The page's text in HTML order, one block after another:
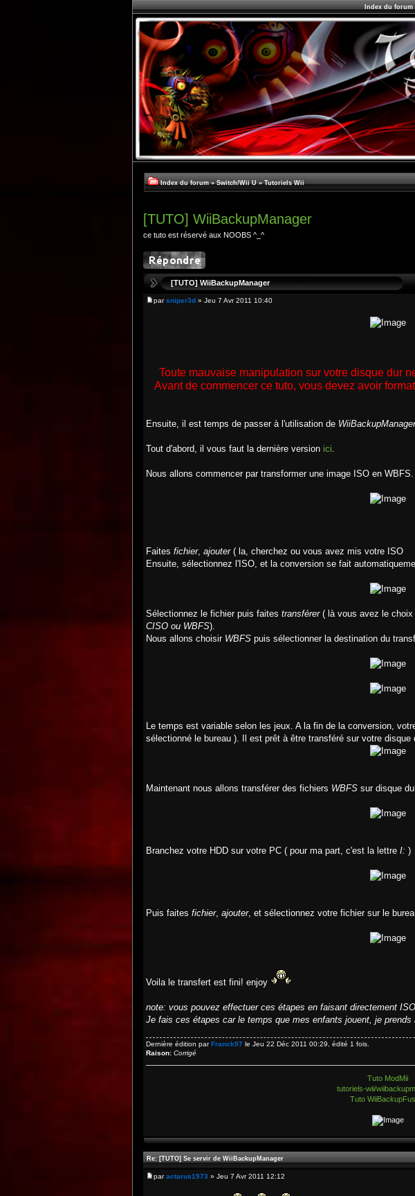
Index du forum
Index du forum » Switch/Wii U » Tutoriels Wii
[TUTO] WiiBackupManager
ce tuto est réservé aux NOOBS ^_^
[TUTO] WiiBackupManager
parsniper3d » Jeu 7 Avr 2011 10:40
Toute mauvaise manipulation sur votre disque dur
Avant de commencer ce tuto, vous devez avoir
Ensuite, il est temps de passer à l'utilisation de WiiBackupManager
Tout d'abord, il vous faut la dernière version ici
Nous allons commencer par transformer une image ISO en WBFS.
Faites fichier, ajouter( la, cherchez ou vous avez mis votre ISO
Ensuite, sélectionnez l'ISO, et la conversion se fait
Sélectionnez le fichier puis faites transférer( là vous avez le choix
CISO ou WBFS).
Nous allons choisir WBFS puis sélectionner la destination du
Le temps est variable selon les jeux. A la fin de la conversion,
sélectionné le bureau ). Il est prêt à être transféré sur votre disque
Maintenant nous allons transférer des fichiers WBFS sur disque
Branchez votre HDD sur votre PC ( pour ma part, c'est la lettre I: )
Puis faites fichier, ajouter, et sélectionnez votre fichier sur le
Voila le transfert est fini! enjoy
note: vous pouvez effectuer ces étapes en faisant directement
Je fais ces étapes car le temps que mes enfants jouent, je prends
Dernière édition parFranck97 le Jeu 22 Déc 2011 00:29, édité 1 fois.
Raison: Corrigé
Tuto ModMii
tutoriels-wii/
Tuto
Re: [TUTO] Se servir de WiiBackupManager
paractarus1973 » Jeu 7 Avr 2011 12:12